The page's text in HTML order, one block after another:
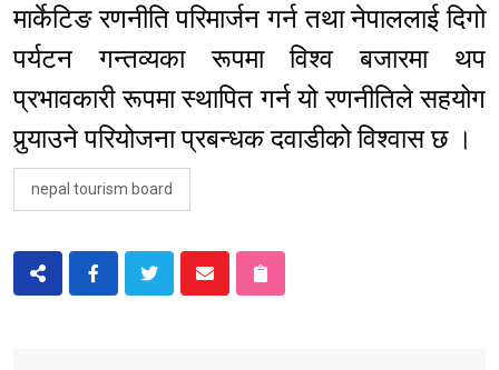
मार्केटिङ रणनीति परिमार्जन गर्न तथा नेपाललाई दिगो
पर्यटन गन्तव्यका रूपमा विश्व बजारमा थप
प्रभावकारी रूपमा स्थापित गर्न यो रणनीतिले सहयोग
पुर्‍याउने परियोजना प्रबन्धक दवाडीको विश्‍वास छ ।
nepal tourism board